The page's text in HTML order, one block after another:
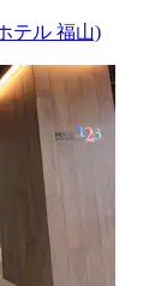
テル 福山)